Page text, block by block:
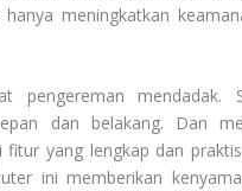
meningkatkan
mendadak.
dan belakang. Dan
yang lengkap dan
ini memberikan